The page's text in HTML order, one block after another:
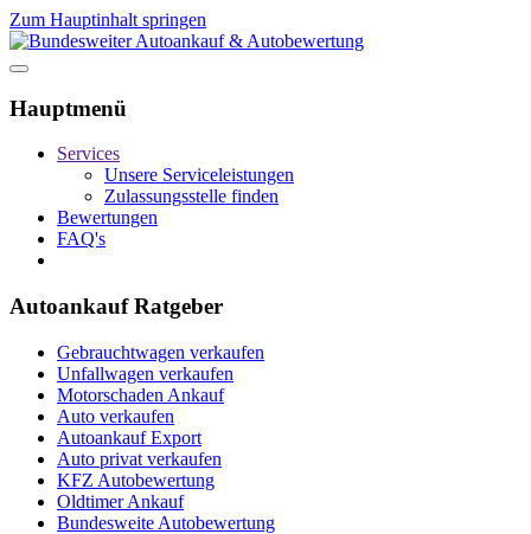
Zum Hauptinhalt springen
Hauptmenü
Services
Unsere Serviceleistungen
Zulassungsstelle finden
Bewertungen
FAQ's
Autoankauf Ratgeber
Gebrauchtwagen verkaufen
Unfallwagen verkaufen
Motorschaden Ankauf
Auto verkaufen
Autoankauf Export
Auto privat verkaufen
KFZ Autobewertung
Oldtimer Ankauf
Bundesweite Autobewertung